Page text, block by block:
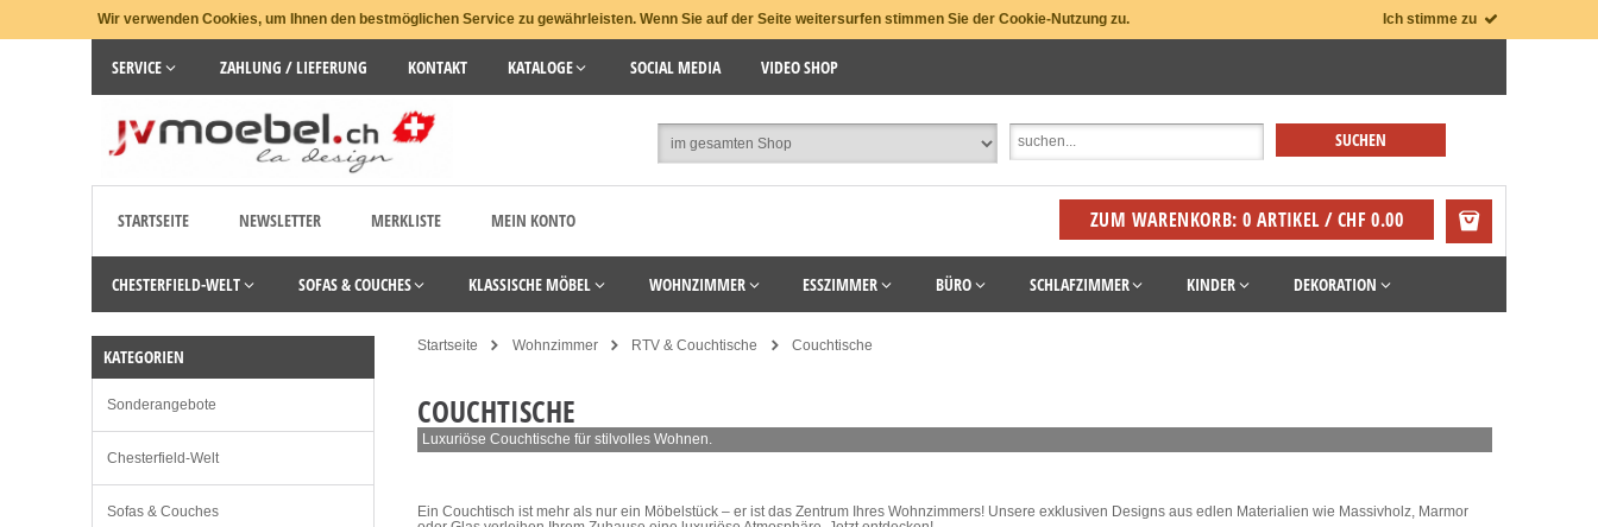
Wir verwenden Cookies, um Ihnen den bestmöglichen Service zu gewährleisten. Wenn Sie auf der Seite weitersurfen stimmen Sie der Cookie-Nutzung zu. Ich stimme zu
SERVICE ZAHLUNG / LIEFERUNG KONTAKT KATALOGE SOCIAL MEDIA VIDEO SHOP
STARTSEITE NEWSLETTER MERKLISTE MEIN KONTO ZUM WARENKORB: 0 ARTIKEL / CHF 0.00
CHESTERFIELD-WELT SOFAS & COUCHES KLASSISCHE MÖBEL WOHNZIMMER ESSZIMMER BÜRO SCHLAFZIMMER KINDER DEKORATION
Startseite Wohnzimmer RTV & Couchtische Couchtische
COUCHTISCHE
Luxuriöse Couchtische für stilvolles Wohnen.
Ein Couchtisch ist mehr als nur ein Möbelstück – er ist das Zentrum Ihres Wohnzimmers! Unsere exklusiven Designs aus edlen Materialien wie Massivholz, Marmor
KATEGORIEN
Sonderangebote
Chesterfield-Welt
Sofas & Couches